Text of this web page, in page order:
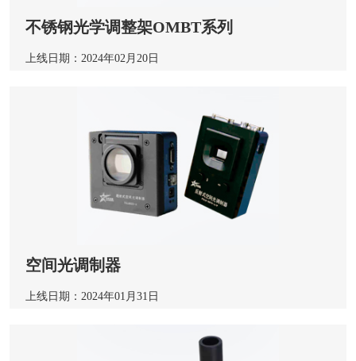
不锈钢光学调整架OMBT系列
上线日期：2024年02月20日
空间光调制器
上线日期：2024年01月31日